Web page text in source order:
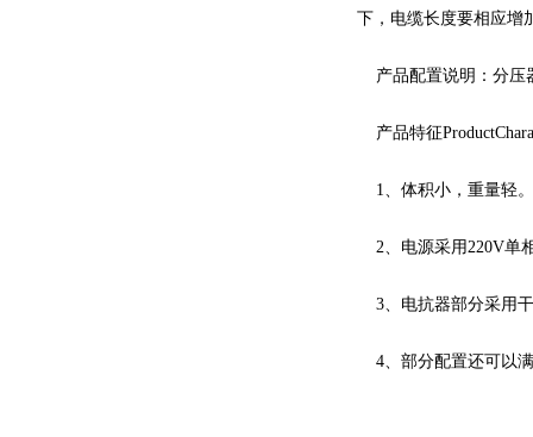
下，电缆长度要相应增
产品配置说明：分压
产品特征
1、体积小，重量轻。
2、电源采用220V单
3、电抗器部分采用
4、部分配置还可以